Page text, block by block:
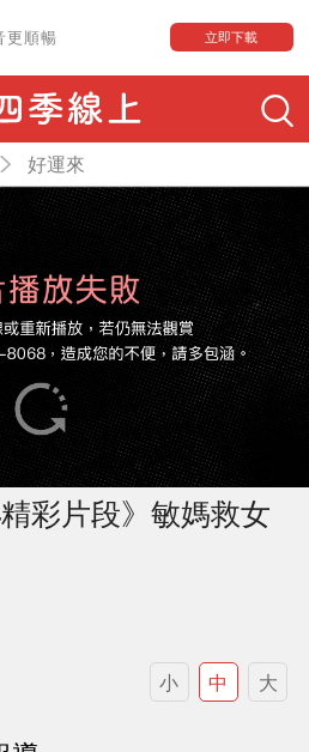
更順暢 立即下載
好運來
彩片段》敏媽救女
小 中 大